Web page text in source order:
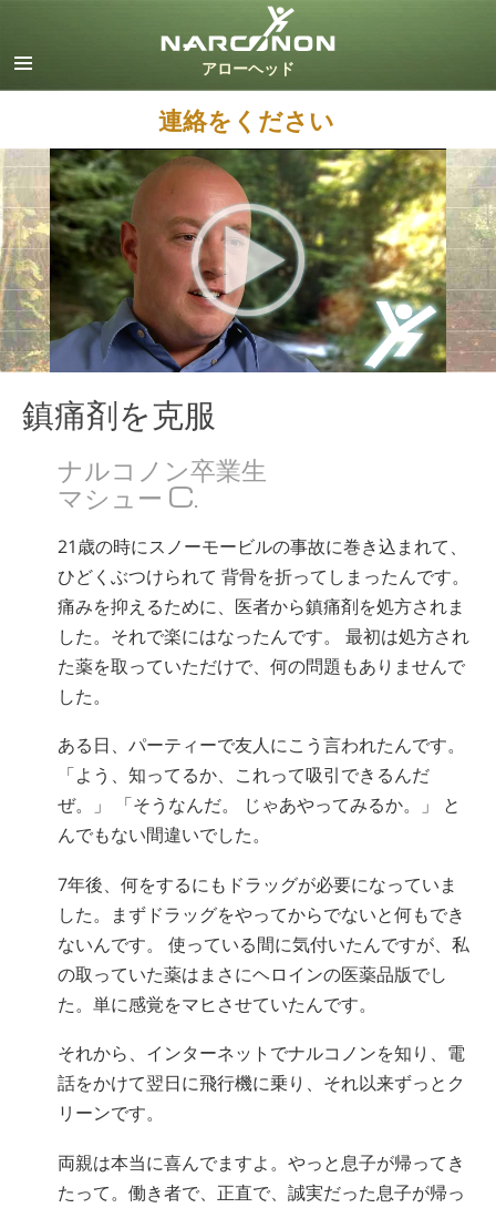
デンマーク語
ドイツ語
ギリシャ語
スペイン語（ラテン）
フランス語
ヘブライ語
マジャール語
イタリア語
日本語
オランダ語
ノルウェー語
アラビア語
ウクライナ語
クロアチア語
トルコ語
連絡をください
鎮痛剤を克服
ナルコノン卒業生
マシュー C.
21歳の時にスノーモービルの事故に巻き込まれて、
ひどくぶつけられて 背骨を折ってしまったんです。
痛みを抑えるために、医者から鎮痛剤を処方されま
した。それで楽にはなったんです。 最初は処方され
た薬を取っていただけで、何の問題もありませんで
した。
ある日、パーティーで友人にこう言われたんです。
「よう、知ってるか、これって吸引できるんだ
ぜ。」 「そうなんだ。 じゃあやってみるか。」 と
んでもない間違いでした。
7年後、何をするにもドラッグが必要になっていま
した。まずドラッグをやってからでないと何もでき
ないんです。 使っている間に気付いたんですが、私
の取っていた薬はまさにヘロインの医薬品版でし
た。単に感覚をマヒさせていたんです。
それから、インターネットでナルコノンを知り、電
話をかけて翌日に飛行機に乗り、それ以来ずっとク
リーンです。
両親は本当に喜んでますよ。やっと息子が帰ってき
たって。働き者で、正直で、誠実だった息子が帰っ